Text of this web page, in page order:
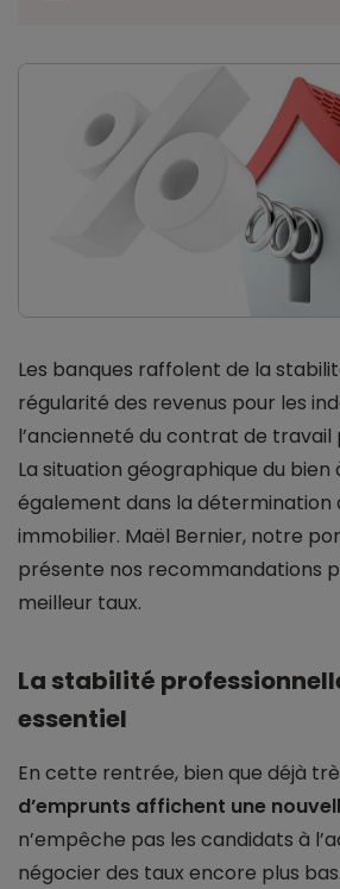
Les banques raffolent de la
régularité des revenus pour les
l’ancienneté du contrat de travail
La situation géographique du bien
également dans la détermination
immobilier. Maël Bernier, notre
présente nos recommandations
meilleur taux.
La stabilité
essentiel
En cette rentrée, bien que déjà
d’emprunts affichent une
n’empêche pas les candidats à
négocier des taux encore plus bas.